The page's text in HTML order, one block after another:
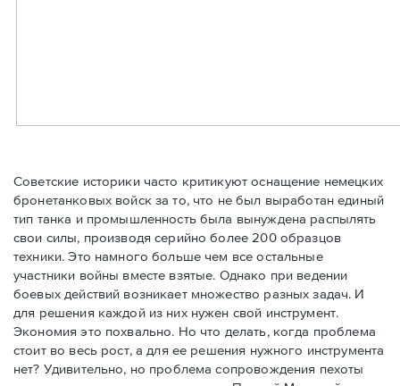
Советские историки часто критикуют оснащение немецких
бронетанковых войск за то, что не был выработан единый
тип танка и промышленность была вынуждена распылять
свои силы, производя серийно более 200 образцов
техники. Это намного больше чем все остальные
участники войны вместе взятые. Однако при ведении
боевых действий возникает множество разных задач. И
для решения каждой из них нужен свой инструмент.
Экономия это похвально. Но что делать, когда проблема
стоит во весь рост, а для ее решения нужного инструмента
нет? Удивительно, но проблема сопровождения пехоты